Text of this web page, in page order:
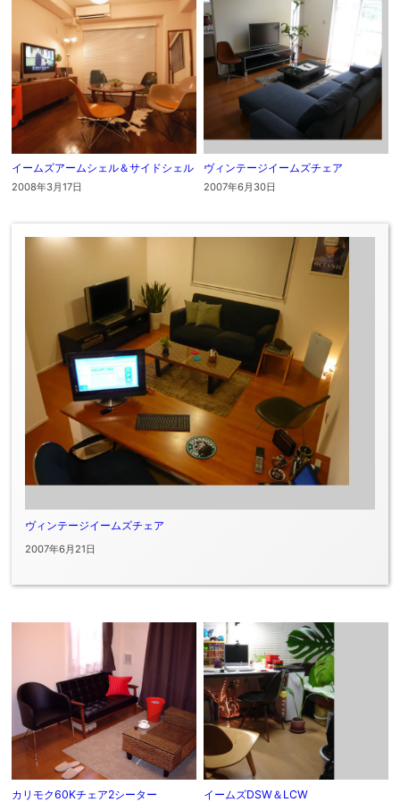
イームズアームシェル＆サイドシェル
2008年3月17日
ヴィンテージイームズチェア
2007年6月30日
ヴィンテージイームズチェア
2007年6月21日
カリモク60Kチェア2シーター イームズDSW＆LCW